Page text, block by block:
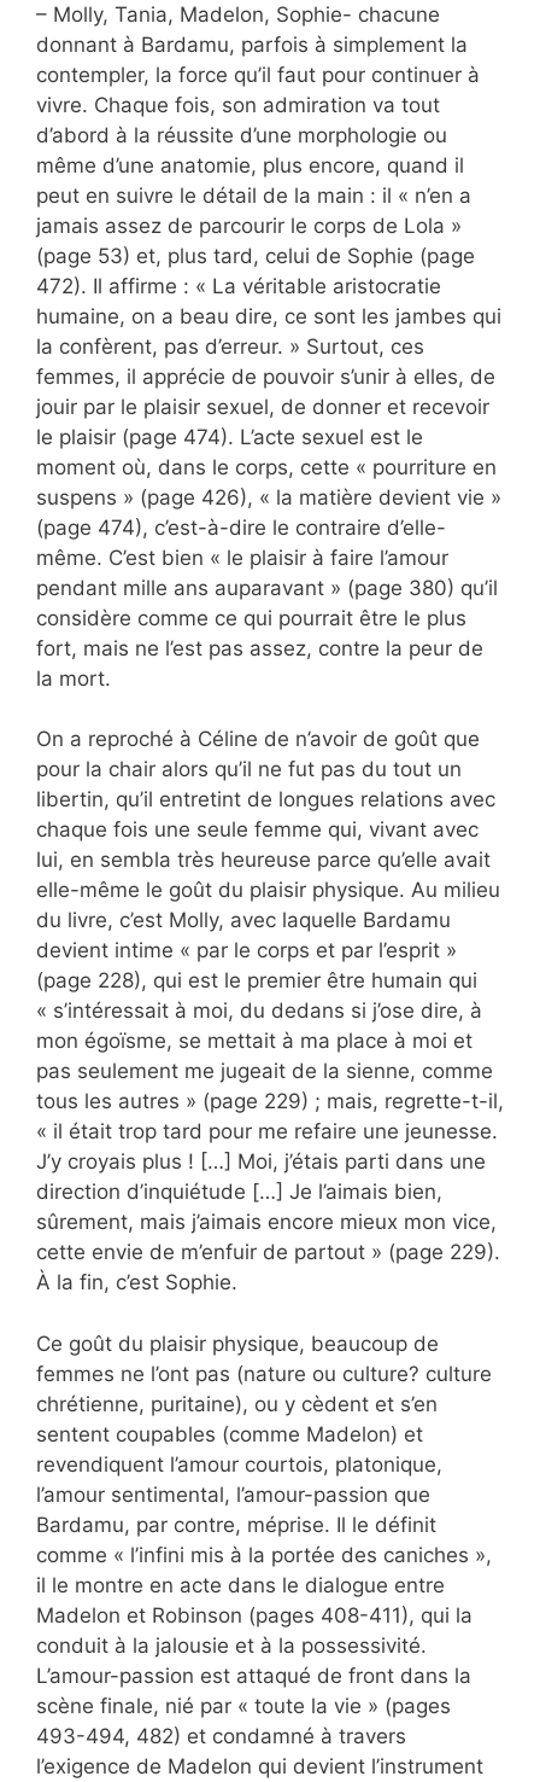
– Molly, Tania, Madelon, Sophie- chacune
donnant à Bardamu, parfois à simplement la
contempler, la force qu’il faut pour continuer à
vivre. Chaque fois, son admiration va tout
d’abord à la réussite d’une morphologie ou
même d’une anatomie, plus encore, quand il
peut en suivre le détail de la main : il « n’en a
jamais assez de parcourir le corps de Lola »
(page 53) et, plus tard, celui de Sophie (page
472). Il affirme : « La véritable aristocratie
humaine, on a beau dire, ce sont les jambes qui
la confèrent, pas d’erreur. » Surtout, ces
femmes, il apprécie de pouvoir s’unir à elles, de
jouir par le plaisir sexuel, de donner et recevoir
le plaisir (page 474). L’acte sexuel est le
moment où, dans le corps, cette « pourriture en
suspens » (page 426), « la matière devient vie »
(page 474), c’est-à-dire le contraire d’elle-
même. C’est bien « le plaisir à faire l’amour
pendant mille ans auparavant » (page 380) qu’il
considère comme ce qui pourrait être le plus
fort, mais ne l’est pas assez, contre la peur de
la mort.
On a reproché à Céline de n’avoir de goût que
pour la chair alors qu’il ne fut pas du tout un
libertin, qu’il entretint de longues relations avec
chaque fois une seule femme qui, vivant avec
lui, en sembla très heureuse parce qu’elle avait
elle-même le goût du plaisir physique. Au milieu
du livre, c’est Molly, avec laquelle Bardamu
devient intime « par le corps et par l’esprit »
(page 228), qui est le premier être humain qui
« s’intéressait à moi, du dedans si j’ose dire, à
mon égoïsme, se mettait à ma place à moi et
pas seulement me jugeait de la sienne, comme
tous les autres » (page 229) ; mais, regrette-t-il,
« il était trop tard pour me refaire une jeunesse.
J’y croyais plus ! […] Moi, j’étais parti dans une
direction d’inquiétude […] Je l’aimais bien,
sûrement, mais j’aimais encore mieux mon vice,
cette envie de m’enfuir de partout » (page 229).
À la fin, c’est Sophie.
Ce goût du plaisir physique, beaucoup de
femmes ne l’ont pas (nature ou culture? culture
chrétienne, puritaine), ou y cèdent et s’en
sentent coupables (comme Madelon) et
revendiquent l’amour courtois, platonique,
l’amour sentimental, l’amour-passion que
Bardamu, par contre, méprise. Il le définit
comme « l’infini mis à la portée des caniches »,
il le montre en acte dans le dialogue entre
Madelon et Robinson (pages 408-411), qui la
conduit à la jalousie et à la possessivité.
L’amour-passion est attaqué de front dans la
scène finale, nié par « toute la vie » (pages
493-494, 482) et condamné à travers
l’exigence de Madelon qui devient l’instrument